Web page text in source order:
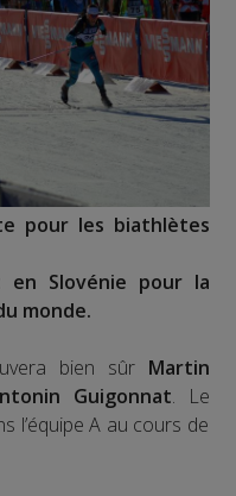
pour les biathlètes
Slovénie pour la
monde.
bien sûr Martin
Guigonnat. Le
l’équipe A au cours de